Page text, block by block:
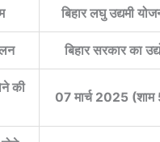
बिहार लघु उद्यमी
बिहार सरकार का
की
07 मार्च 2025